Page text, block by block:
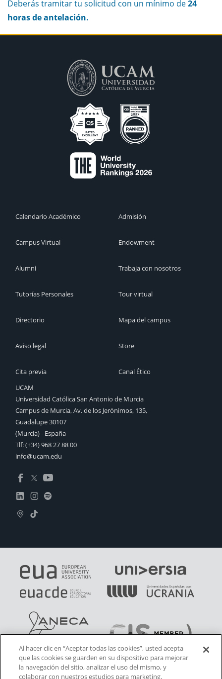
Deberás tramitar tu solicitud con un mínimo de24
horas de antelación.
Calendario Académico
Campus Virtual
Alumni
Tutorías Personales
Directorio
Aviso legal
Cita previa
Admisión
Endowment
Trabaja con nosotros
Tour virtual
Mapa del campus
Store
Canal Ético
UCAM
Universidad Católica San Antonio de Murcia
Campus de Murcia, Av. de los Jerónimos, 135,
Guadalupe 30107
(Murcia) - España
Tlf:(+34) 968 27 88 00
info@ucam.edu
Al hacer clic en “Aceptar todas las cookies”, usted acepta
que las cookies se guarden en su dispositivo para mejorar
la navegación del sitio, analizar el uso del mismo, y
colaborar con nuestros estudios para marketing.